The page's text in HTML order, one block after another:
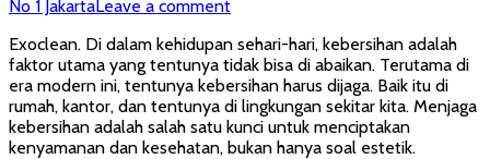
No 1 JakartaLeave a comment
Exoclean. Di dalam kehidupan sehari-hari, kebersihan adalah
faktor utama yang tentunya tidak bisa di abaikan. Terutama di
era modern ini, tentunya kebersihan harus dijaga. Baik itu di
rumah, kantor, dan tentunya di lingkungan sekitar kita. Menjaga
kebersihan adalah salah satu kunci untuk menciptakan
kenyamanan dan kesehatan, bukan hanya soal estetik.